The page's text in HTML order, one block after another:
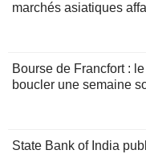
marchés asiatiques
Bourse de Francfort :
boucler une semaine
State Bank of India